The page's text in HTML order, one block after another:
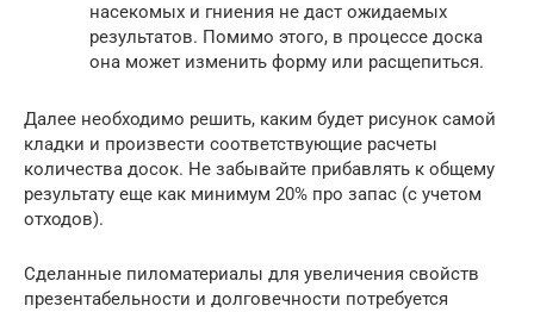
насекомых и гниения не даст ожидаемых
результатов. Помимо этого, в процессе доска
она может изменить форму или расщепиться.
Далее необходимо решить, каким будет рисунок самой
кладки и произвести соответствующие расчеты
количества досок. Не забывайте прибавлять к общему
результату еще как минимум 20% про запас (с учетом
отходов).
Сделанные пиломатериалы для увеличения свойств
презентабельности и долговечности потребуется